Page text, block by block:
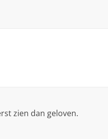
zien dan geloven.